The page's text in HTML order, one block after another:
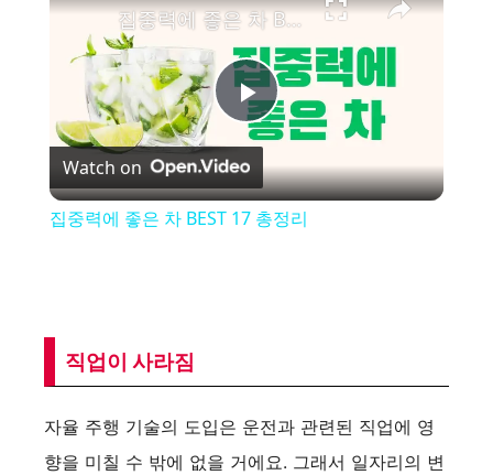
P
l
V
i
집중력에 좋은 차 BEST 17 총정리
Watch on
집중력에 좋은 차 BEST 17 총정리
직업이 사라짐
자율 주행 기술의 도입은 운전과 관련된 직업에 영
향을 미칠 수 밖에 없을 거에요. 그래서 일자리의 변